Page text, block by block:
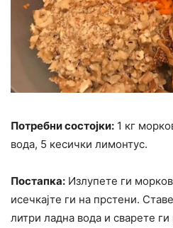
Потребни состојки: 1 кг
вода, 5 кесички лимонтус.
Постапка: Излупете ги
исечкајте ги на прстени.
литри ладна вода и сварете ги